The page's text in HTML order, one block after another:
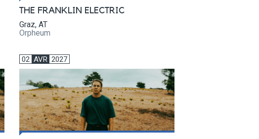
THE FRANKLIN ELECTRIC
Graz, AT
Orpheum
02 AVR 2027